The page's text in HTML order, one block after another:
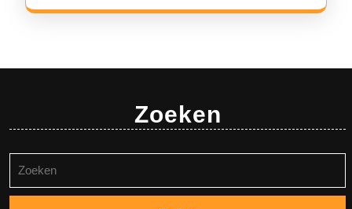
Zoeken
naar: